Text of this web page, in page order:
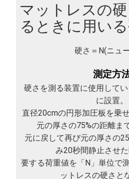
マットレスの
るときに用い
硬さ＝N(ニュ
測定方
硬さを測る装置に使用して
に設置。
直径20cmの円形加圧板を乗
元の厚さの75%の距離ま
元に戻して再び元の厚さの
み20秒間静止させ
要する荷重値を「N」単位で
ットレスの硬さと